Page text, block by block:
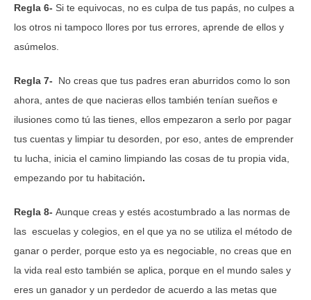
Regla 6- Si te equivocas, no es culpa de tus papás, no culpes a
los otros ni tampoco llores por tus errores, aprende de ellos y
asúmelos.
Regla 7- No creas que tus padres eran aburridos como lo son
ahora, antes de que nacieras ellos también tenían sueños e
ilusiones como tú las tienes, ellos empezaron a serlo por pagar
tus cuentas y limpiar tu desorden, por eso, antes de emprender
tu lucha, inicia el camino limpiando las cosas de tu propia vida,
empezando por tu habitación.
Regla 8- Aunque creas y estés acostumbrado a las normas de
las escuelas y colegios, en el que ya no se utiliza el método de
ganar o perder, porque esto ya es negociable, no creas que en
la vida real esto también se aplica, porque en el mundo sales y
eres un ganador y un perdedor de acuerdo a las metas que